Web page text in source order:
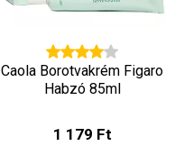
Caola Borotvakrém Figaro
Habzó 85ml
1 179 Ft